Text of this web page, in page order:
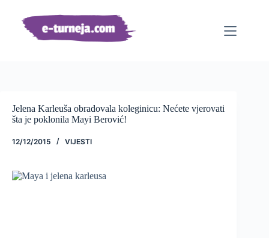
sadržaj
Jelena Karleuša obradovala koleginicu: Nećete vjerovati
šta je poklonila Mayi Berović!
12/12/2015 VIJESTI